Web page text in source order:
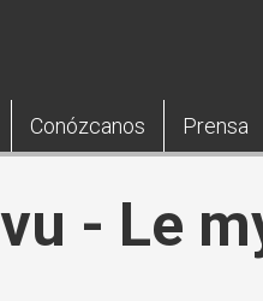
Conózcanos Prensa
- Le